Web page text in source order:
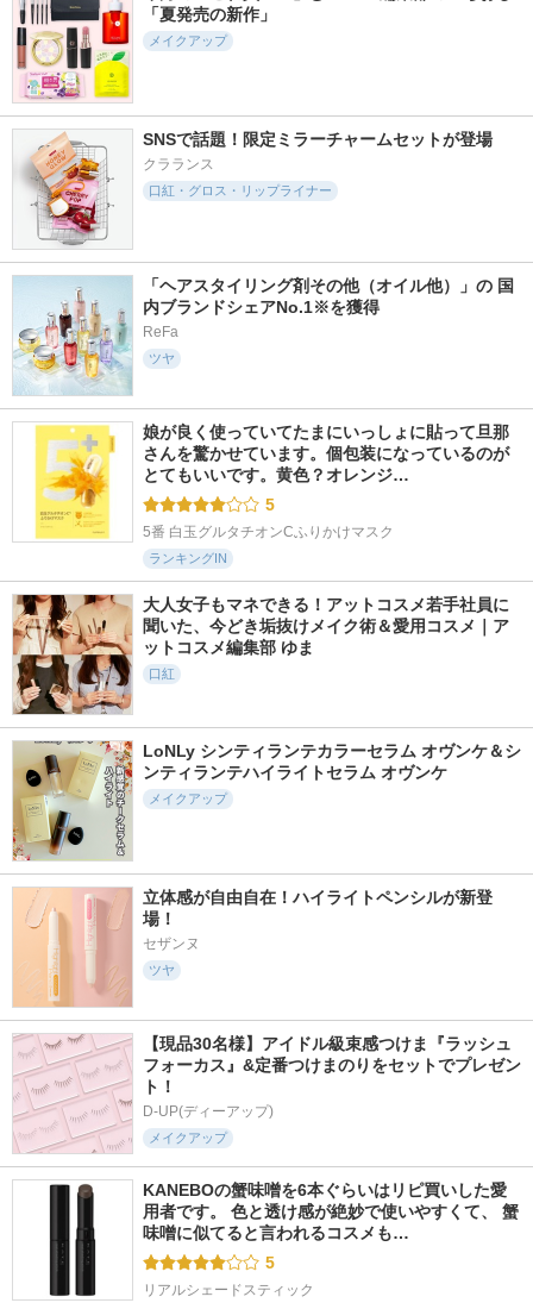
「夏発売の新作」
メイクアップ
SNSで話題！限定ミラーチャームセットが登場
クラランス
口紅・グロス・リップライナー
「ヘアスタイリング剤その他（オイル他）」の 国
内ブランドシェアNo.1※を獲得
ReFa
ツヤ
娘が良く使っていてたまにいっしょに貼って旦那
さんを驚かせています。個包装になっているのが
とてもいいです。黄色？オレンジ…
5
5番 白玉グルタチオンCふりかけマスク
ランキングIN
大人女子もマネできる！アットコスメ若手社員に
聞いた、今どき垢抜けメイク術＆愛用コスメ｜ア
ットコスメ編集部 ゆま
口紅
LoNLy シンティランテカラーセラム オヴンケ＆シ
ンティランテハイライトセラム オヴンケ
メイクアップ
立体感が自由自在！ハイライトペンシルが新登
場！
セザンヌ
ツヤ
【現品30名様】アイドル級束感つけま『ラッシュ
フォーカス』&定番つけまのりをセットでプレゼン
ト！
D-UP(ディーアップ)
メイクアップ
KANEBOの蟹味噌を6本ぐらいはリピ買いした愛
用者です。 色と透け感が絶妙で使いやすくて、 蟹
味噌に似てると言われるコスメも…
5
リアルシェードスティック